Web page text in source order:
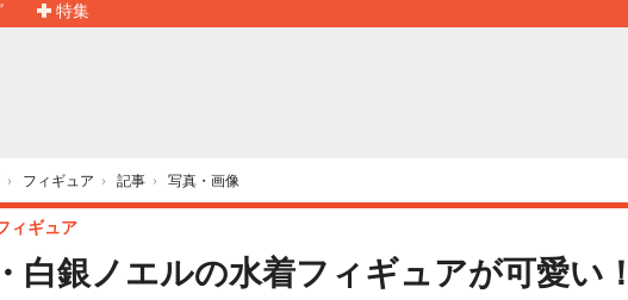
特集
› フィギュア › 記事 › 写真・画像
白銀ノエルの水着フィギュアが可愛い
ィギュア